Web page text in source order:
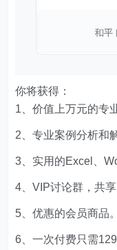
你将获得：
1、价值上万元的专
2、专业案例分析和
3、实用的Excel、
4、VIP讨论群，共享
5、优惠的会员商品。
6、一次付费只需